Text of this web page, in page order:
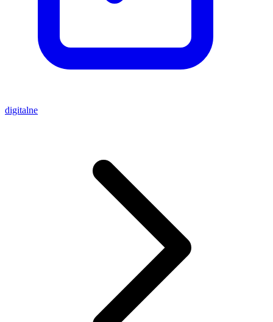
digitalne